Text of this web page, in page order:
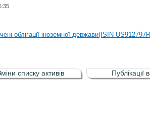
фондового ринку (РФР) включена
облігації іноземної держави(ISIN
Облігація внутрішніх державних позик
фондового ринку (РФР) включена
списку активів Публікації